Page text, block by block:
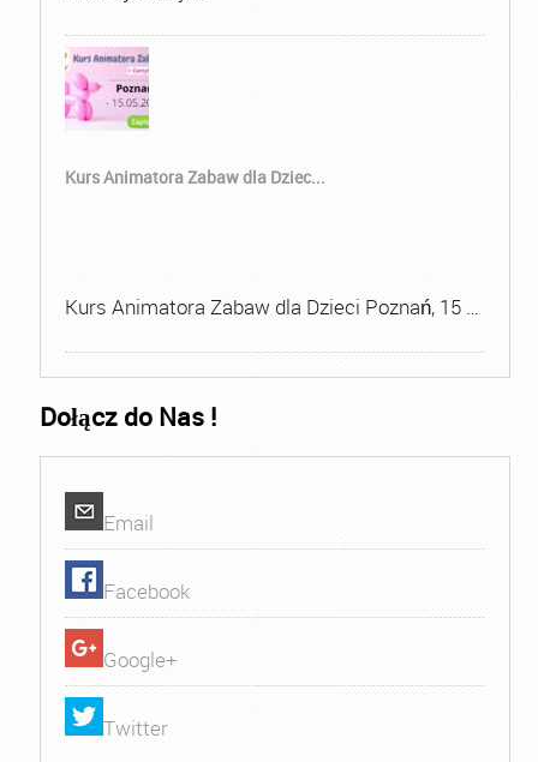
Kurs Animatora Zabaw dla Dziec...
Kurs Animatora Zabaw dla Dzieci Poznań, 15 …
Dołącz do Nas !
Email
Facebook
Google+
Twitter